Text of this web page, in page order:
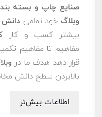
صنایع چاپ و بسته
وبلاگ خود تمامی دانش
بیشتر کسب و کار
مفاهیم تا مفاهیم
قرار دهد هدف ما در
بالابردن سطح دانش
اطلاعات بیش‌تر